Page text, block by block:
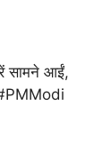
सामने आईं,